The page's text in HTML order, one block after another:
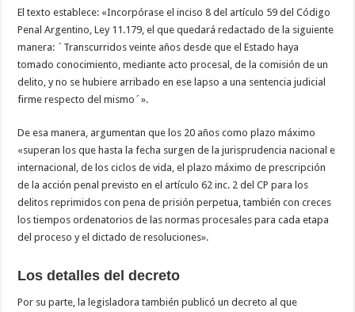
El texto establece: «Incorpórase el inciso 8 del artículo 59 del Código
Penal Argentino, Ley 11.179, el que quedará redactado de la siguiente
manera: ´Transcurridos veinte años desde que el Estado haya
tomado conocimiento, mediante acto procesal, de la comisión de un
delito, y no se hubiere arribado en ese lapso a una sentencia judicial
firme respecto del mismo´».
De esa manera, argumentan que los 20 años como plazo máximo
«superan los que hasta la fecha surgen de la jurisprudencia nacional e
internacional, de los ciclos de vida, el plazo máximo de prescripción
de la acción penal previsto en el artículo 62 inc. 2 del CP para los
delitos reprimidos con pena de prisión perpetua, también con creces
los tiempos ordenatorios de las normas procesales para cada etapa
del proceso y el dictado de resoluciones».
Los detalles del decreto
Por su parte, la legisladora también publicó un decreto al que